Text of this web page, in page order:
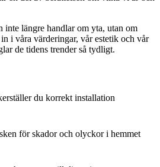
inte längre handlar om yta, utan om
i våra värderingar, vår estetik och vår
de tidens trender så tydligt.
du korrekt installation
för skador och olyckor i hemmet